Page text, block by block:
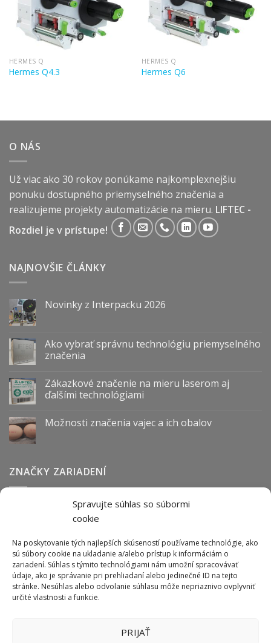
Spravujte súhlas so súbormi
cookie
Na poskytovanie tých najlepších skúseností používame technológie, ako
sú súbory cookie na ukladanie a/alebo prístup k informáciám o
zariadení. Súhlas s týmito technológiami nám umožní spracovávať
údaje, ako je správanie pri prehliadaní alebo jedinečné ID na tejto
stránke. Nesúhlas alebo odvolanie súhlasu môže nepriaznivo ovplyvniť
určité vlastnosti a funkcie.
PRIJAŤ
HERMES Q
Hermes Q4.3
HERMES Q
Hermes Q6
O NÁS
Už viac ako 30 rokov ponúkame najkomplexnejšiu
ponuku dostupného priemyselného značenia a
realizujeme projekty automatizácie na mieru. LIFTEC -
Rozdiel je v prístupe!
NAJNOVŠIE ČLÁNKY
Novinky z Interpacku 2026
Ako vybrať správnu technológiu priemyselného
značenia
Zákazkové značenie na mieru laserom aj
ďalšími technológiami
Možnosti značenia vajec a ich obalov
ZNAČKY ZARIADENÍ
Anser Arca BOFA cab Carl Valentin
Datalogic Hitachi
Norwix
Purex Tiflex Tykma Zanasi
ODBER NEWSLETTERU